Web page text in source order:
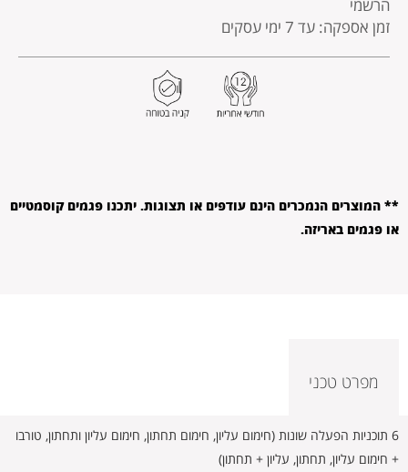
הרשמי
זמן אספקה: עד 7 ימי עסקים
** המוצרים הנמכרים הינם עודפים או תצוגות. יתכנו פגמים קוסמטיים
או פגמים באריזה.
מפרט טכני
6 תוכניות הפעלה שונות (חימום עליון, חימום תחתון, חימום עליון ותחתון, טורבו
+ חימום עליון, תחתון, עליון + תחתון)